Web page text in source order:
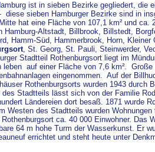
ist in sieben Bezirke gegliedert, die
diese sieben Hamburger Bezirke sind in
hat eine Fläche von 107,1 km² und ca.
Hamburg-Altstadt, Billbrook, Billstedt,
Hamm-Süd, Hammerbrook, Horn,
, St. Georg, St. Pauli, Steinwerder,
Stadtteil Rothenburgsort liegt im
leben auf einer Fläche von 7,6 km².
eingenommen. Auf der
Rothenburgsorts wurden 1943 durch
des Stadtteils lässt sich von der Familie
Ländereien dort besaß. 1871 wurde
Westen des Stadtteils wurden
Rothenburgsort ca. 40 000 Einwohner. Das
64 m hohe Turm der Wasserkunst. Er
errichtet und steht heute unter